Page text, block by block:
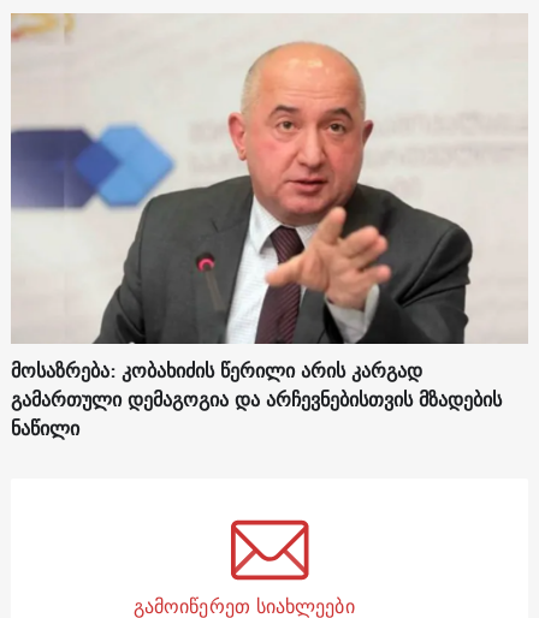
მოსაზრება: კობახიძის წერილი არის კარგად
გამართული დემაგოგია და არჩევნებისთვის მზადების
ნაწილი
გამოიწერეთ სიახლეები